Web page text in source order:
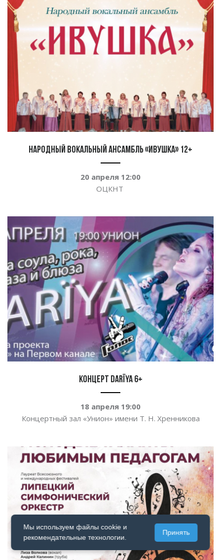
Народный вокальный ансамбль «Ивушка» 12+
20 апреля 12:00
ОЦКНТ
Концерт DARÏYA 6+
18 апреля 19:00
Концертный зал «Унион» имени Т. Н. Хренникова
Мы используем файлы cookie и
рекомендательные технологии.
Принять